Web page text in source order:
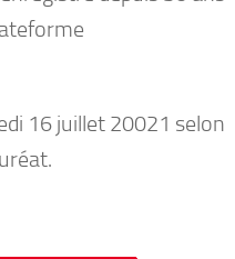
16 juillet 20021 selon